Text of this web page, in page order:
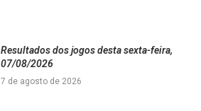
Resultados dos jogos desta sexta-feira,
07/08/2026
7 de agosto de 2026